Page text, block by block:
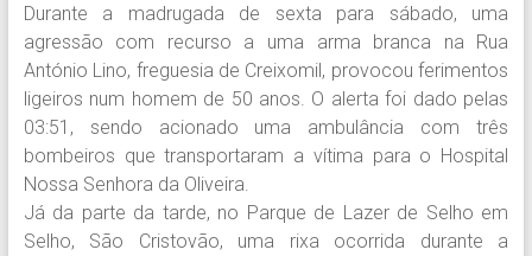
Durante a madrugada de sexta para sábado, uma
agressão com recurso a uma arma branca na Rua
António Lino, freguesia de Creixomil, provocou ferimentos
ligeiros num homem de 50 anos. O alerta foi dado pelas
03:51, sendo acionado uma ambulância com três
bombeiros que transportaram a vítima para o Hospital
Nossa Senhora da Oliveira.
Já da parte da tarde, no Parque de Lazer de Selho em
Selho, São Cristovão, uma rixa ocorrida durante a